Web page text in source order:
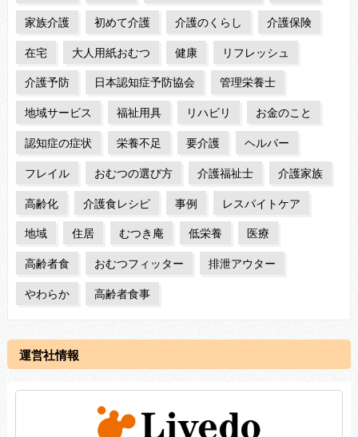
家族介護 初めて介護 介護のくらし 介護保険
在宅 大人用紙おむつ 健康 リフレッシュ
介護予防 日本認知症予防協会 管理栄養士
地域サービス 福祉用具 リハビリ お金のこと
認知症の症状 栄養不足 要介護 ヘルパー
フレイル おむつの選び方 介護福祉士 介護家族
高齢化 介護食レシピ 事例 レスパイトケア
地域 住居 むつき庵 低栄養 医療
高齢者食 おむつフィッター 排泄アウター
やわらか 高齢者食事
運営社情報